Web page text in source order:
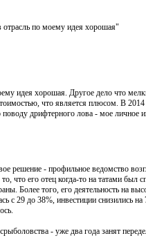
по моему идея хорошая"
идея хорошая. Другое дело что
что является плюсом. В
дрифтерного лова - мое личное
- профильное ведомство
что его отец когда-то на татами
Более того, его деятельность на
29 до 38%, инвестиции снизились
- уже два года занят